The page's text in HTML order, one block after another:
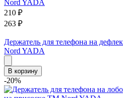
210 ₽
263 ₽
Держатель для телефона на
Nord YADA
В корзину
-20%